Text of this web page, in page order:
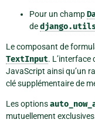
Pour un champ
de
Le composant de
TextInput.
JavaScript ainsi qu’un
clé supplémentaire de
Les options
mutuellement